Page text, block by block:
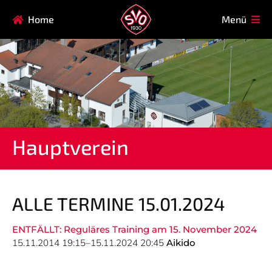
Home Menü
Hauptverein
ALLE TERMINE 15.01.2024
ENTFÄLLT: Reguläres Training am 15. November 2024
15.11.2014 19:15–15.11.2024 20:45 Aikido
Navigation
überspringen
HAUPTVEREIN
MITGLIEDSCHAFT
FAQ
Navigation
überspringen
AIKIDO
EISSTOCK
FITNESSKURSE
FUSSBALL
GARDE
GESUNDHEITSSPORT
KINDERTURNEN
KYUDO
REHASPORT
TAEKWONDO
TENNIS
Navigation
überspringen
SVO
INFO